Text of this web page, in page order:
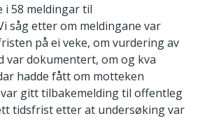
i 58 meldingar til
såg etter om meldingane var
på ei veke, om vurdering av
var dokumentert, om og kva
hadde fått om motteken
gitt tilbakemelding til offentleg
tidsfrist etter at undersøking var